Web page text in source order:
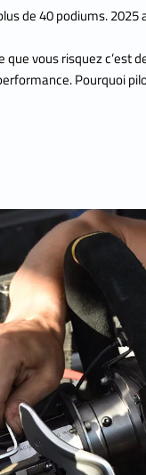
de 40 podiums. 2025
vous risquez c’est
Pourquoi